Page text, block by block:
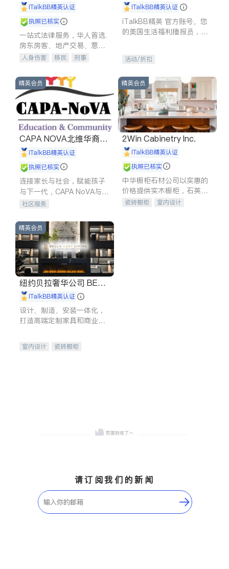
iTalkBB精英认证
执照已核实
一站式法律服务，华人首选.
房东房客、地产交易、意外
伤害、车祸重伤、商业诉
建筑合同、刑事案件全包办
人身伤害 移民
刑事
信托/遗嘱
商业
索赔
律师-其它 保释
iTalkBB精英认证
iTalkBB精英 官方账号。您
的美国生活福利播报员，精
专属福利。
活动/折扣
精英会员
CAPA NOVA北维华裔家
长会iTalkBB精英认证
执照已核实
连接家长与社会，赋能孩子
与下一代，CAPA NoVA与您
携手建设包容、公平、充满
社区服务
精英会员
2Win Cabinetry Inc.
iTalkBB精英认证
执照已核实
中华橱柜石材公司以实惠的
价格提供实木橱柜，石英石
台面，多种优质不锈钢水
瓷砖橱柜
室内设计
精英会员
纽约贝拉奢华公司 BELL
A LUXE
iTalkBB精英认证
设计、制造、安装一体化，
打造高端定制家具和商业空
室内设计
瓷砖橱柜
请订阅我们的新闻